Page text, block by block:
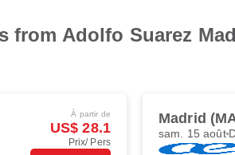
from Adolfo Suarez
À partir de
US$ 28.1
Prix/ Pers
Madrid
sam. 15 août